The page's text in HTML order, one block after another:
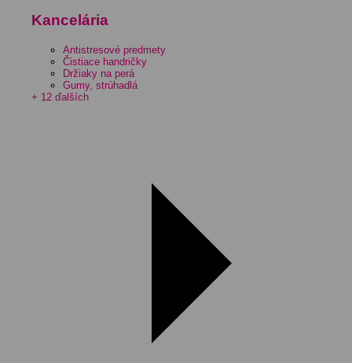
Kancelária
Antistresové predmety
Čistiace handričky
Držiaky na perá
Gumy, strúhadlá
+ 12 ďalších